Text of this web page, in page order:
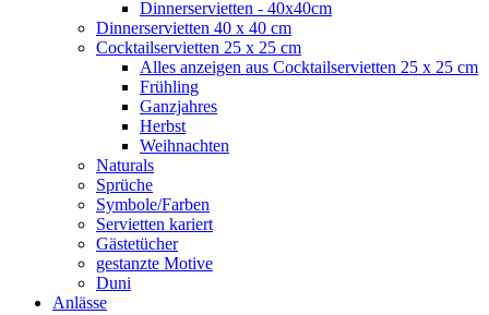
Dinnerservietten - 40x40cm
Dinnerservietten 40 x 40 cm
Cocktailservietten 25 x 25 cm
Alles anzeigen aus Cocktailservietten 25 x 25 cm
Frühling
Ganzjahres
Herbst
Weihnachten
Naturals
Sprüche
Symbole/Farben
Servietten kariert
Gästetücher
gestanzte Motive
Duni
Anlässe